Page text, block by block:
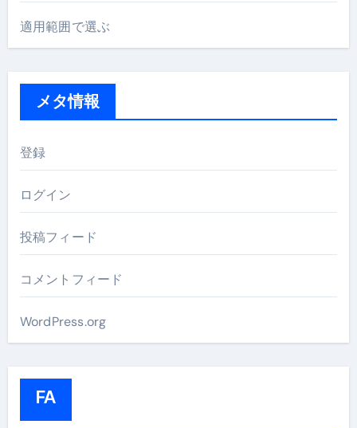
適用範囲で選ぶ
メタ情報
登録
ログイン
投稿フィード
コメントフィード
WordPress.org
FA